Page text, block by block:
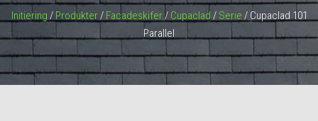
Initiering / Produkter/ Facadeskifer / Cupaclad / Serie / Cupaclad 101
Parallel